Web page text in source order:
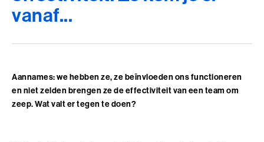
Thema's
Leiderschap
Persoonlijke ontwikkeling
Young Talent
Teams
Stevige basis voor leiderschap
Personal Coaching
Keuzes maken: Reflact-now
Missie en visie
Positieve impact
Leerfilosofie
Pers of samenwerkingen
vanaf...
Aannames: we hebben ze, ze beïnvloeden ons functioneren
en niet zelden brengen ze de effectiviteit van een team om
zeep. Wat valt er tegen te doen?